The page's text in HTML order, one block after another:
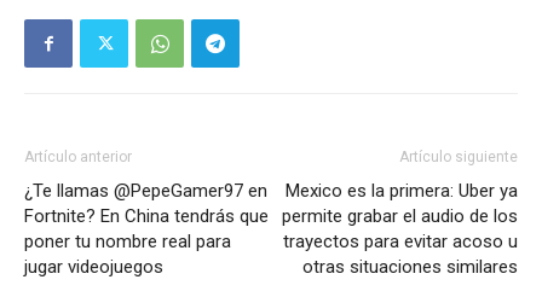
Artículo anterior
¿Te llamas @PepeGamer97 en
Fortnite? En China tendrás que
poner tu nombre real para
jugar videojuegos
Artículo siguiente
Mexico es la primera: Uber ya
permite grabar el audio de los
trayectos para evitar acoso u
otras situaciones similares